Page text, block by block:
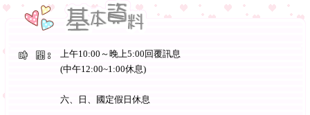
上午10:00～晚上5:00回覆訊息
(中午12:00~1:00休息)
六、日、國定假日休息